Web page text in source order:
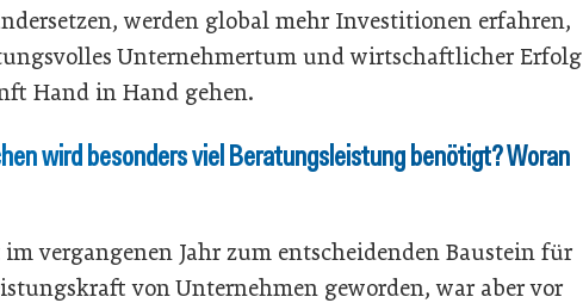
werden global mehr Investitionen erfahren,
Unternehmertum und wirtschaftlicher Erfolg
Hand in Hand gehen.
wird besonders viel Beratungsleistung benötigt? Woran
im vergangenen Jahr zum entscheidenden Baustein für
von Unternehmen geworden, war aber vor